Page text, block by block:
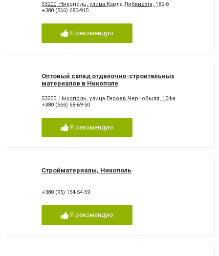
53200, Никополь, улица Карла Либкнехта, 182-б
+380 (566) 680-915
Я рекомендую
Оптовый склад отделочно-строительных
материалов в Никополе
53200, Никополь, улица Героев Чернобыля, 104-а
+380 (566) 68-69-50
Я рекомендую
Стройматериалы, Никополь
+380 (95) 154-54-59
Я рекомендую